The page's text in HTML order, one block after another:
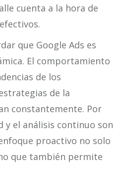
cuenta a la hora de
que Google Ads es
El comportamiento
de los
de la
constantemente. Por
y el análisis continuo son
proactivo no solo
que también permite